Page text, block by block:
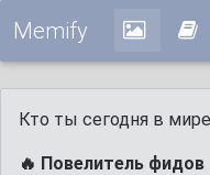
Memify
Кто ты сегодня в
🔥 Повелитель фидов